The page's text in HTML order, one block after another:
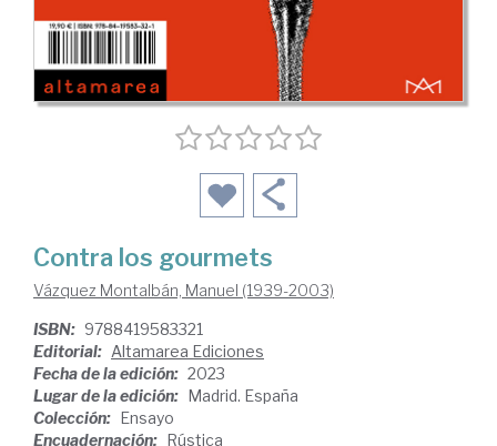
Contra los gourmets
Vázquez Montalbán, Manuel (1939-2003)
ISBN: 9788419583321
Editorial: Altamarea Ediciones
Fecha de la edición: 2023
Lugar de la edición: Madrid. España
Colección: Ensayo
Encuadernación: Rústica